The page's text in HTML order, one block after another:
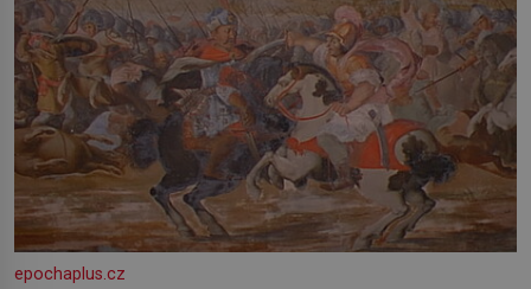
epochaplus.cz